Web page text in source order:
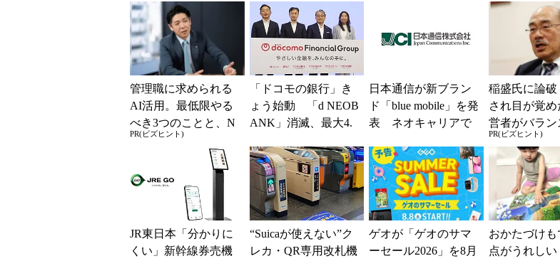
管理職に求められる
AI活用。最低限やる
べき3つのことと、N
Gな自己認識
PR(ビズヒント)
「ドコモの銀行」き
ょう始動 「d NEOB
ANK」消滅、最大4.
解説
日本通信が新ブラン
ド「blue mobile」を発
表 ネオキャリアで
稲盛氏に論破
され目が覚め
営者がバラン
き2つの背反
PR(ビズヒント)
JR東日本「分かりに
くい」新幹線券売機
“Suicaが使えない”ク
レカ・QR専用改札機
ゲオが「ゲオのサマ
ーセール2026」を8月
おかたづけも
点がうれしい